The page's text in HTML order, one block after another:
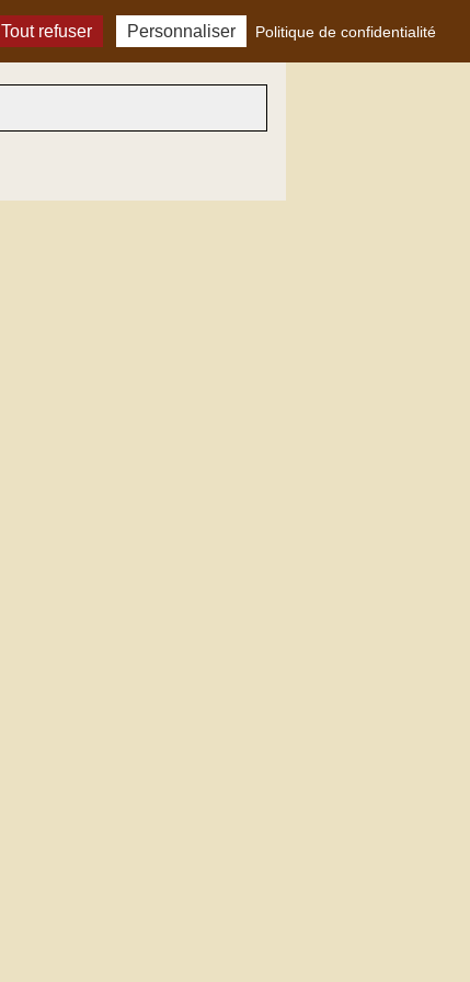
Tout refuser Personnaliser Politique de confidentialité